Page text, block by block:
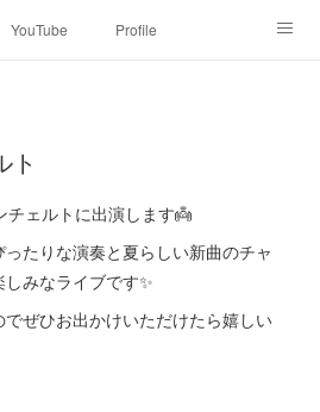
YouTube Profile
ト
ェルトに出演します👼
たりな演奏と夏らしい新曲のチャ
みなライブです✨
ぜひお出かけいただけたら嬉しい